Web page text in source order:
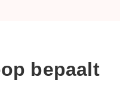
bepaalt